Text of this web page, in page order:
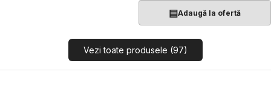
▤Adaugă la ofertă
Vezi toate produsele (97)